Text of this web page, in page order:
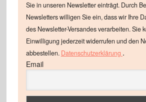
Sie in unseren Newsletter einträgt. Durch
Newsletters willigen Sie ein, dass wir Ihre
des Newsletter-Versandes verarbeiten. Sie
Einwilligung jederzeit widerrufen und den
abbestellen. Datenschutzerklärung .
Email